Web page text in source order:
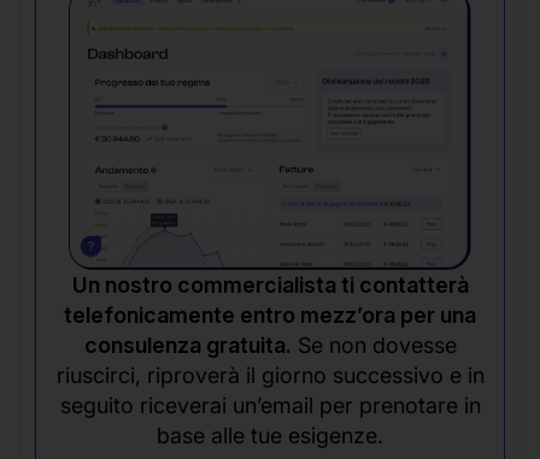
Un nostro commercialista ti contatterà
telefonicamente entro mezz’ora per una
consulenza gratuita. Se non dovesse
riuscirci, riproverà il giorno successivo e in
seguito riceverai un’email per prenotare in
base alle tue esigenze.